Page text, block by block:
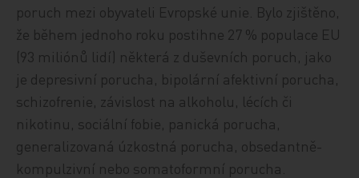
poruch mezi obyvateli Evropské unie. Bylo zjištěno,
že během jednoho roku postihne 27 % populace EU
(93 miliónů lidí) některá z duševních poruch, jako
je depresivní porucha, bipolární afektivní porucha,
schizofrenie, závislost na alkoholu, lécích či
nikotinu, sociální fobie, panická porucha,
generalizovaná úzkostná porucha, obsedantně-
kompulzivní nebo somatoformní porucha.